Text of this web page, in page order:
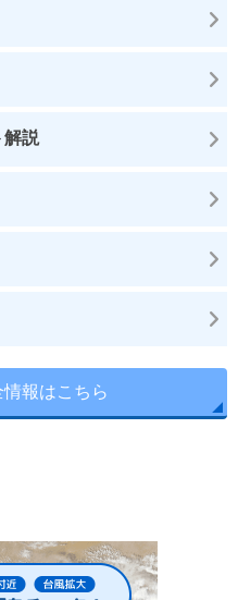
解説
報はこちら